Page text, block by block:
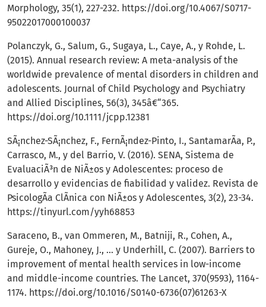
Morphology, 35(1), 227-232. https://doi.org/10.4067/S0717-
95022017000100037
Polanczyk, G., Salum, G., Sugaya, L., Caye, A., y Rohde, L.
(2015). Annual research review: A meta-analysis of the
worldwide prevalence of mental disorders in children and
adolescents. Journal of Child Psychology and Psychiatry
and Allied Disciplines, 56(3), 345â€“365.
https://doi.org/10.1111/jcpp.12381
SÃ¡nchez-SÃ¡nchez, F., FernÃ¡ndez-Pinto, I., SantamarÃ­a, P.,
Carrasco, M., y del Barrio, V. (2016). SENA, Sistema de
EvaluaciÃ³n de NiÃ±os y Adolescentes: proceso de
desarrollo y evidencias de fiabilidad y validez. Revista de
PsicologÃ­a ClÃ­nica con NiÃ±os y Adolescentes, 3(2), 23-34.
https://tinyurl.com/yyh68853
Saraceno, B., van Ommeren, M., Batniji, R., Cohen, A.,
Gureje, O., Mahoney, J., ... y Underhill, C. (2007). Barriers to
improvement of mental health services in low-income
and middle-income countries. The Lancet, 370(9593), 1164-
1174. https://doi.org/10.1016/S0140-6736(07)61263-X